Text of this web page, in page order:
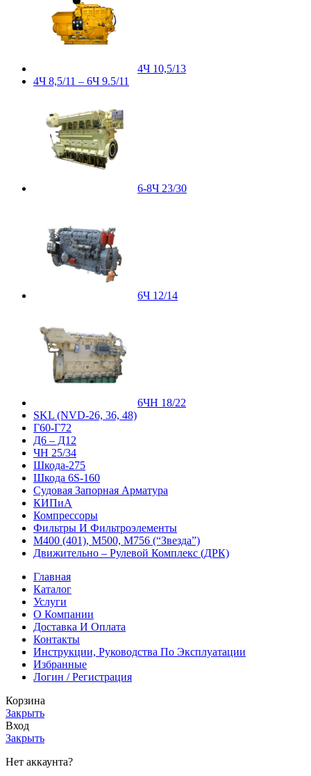
4Ч 10,5/13
4Ч 8,5/11 – 6Ч 9.5/11
6-8Ч 23/30
6Ч 12/14
6ЧН 18/22
SKL (NVD-26, 36, 48)
Г60-Г72
Д6 – Д12
ЧН 25/34
Шкода-275
Шкода 6S-160
Судовая Запорная Арматура
КИПиА
Компрессоры
Фильтры И Фильтроэлементы
М400 (401), М500, М756 (“Звезда”)
Движительно – Рулевой Комплекс (ДРК)
Главная
Каталог
Услуги
О Компании
Доставка И Оплата
Контакты
Инструкции, Руководства По Эксплуатации
Избранные
Логин / Регистрация
Корзина
Закрыть
Вход
Закрыть
Нет аккаунта?